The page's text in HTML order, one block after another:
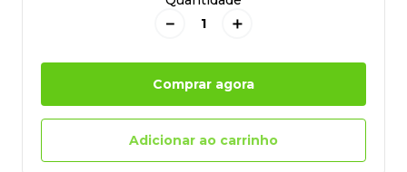
＋
－
Comprar agora
Adicionar ao carrinho